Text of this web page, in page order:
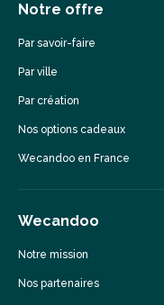
Notre offre
Par savoir-faire
Par ville
Par création
Nos options cadeaux
Wecandoo en France
Wecandoo
Notre mission
Nos partenaires